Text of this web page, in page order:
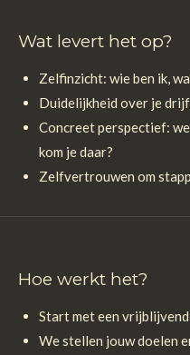
Wat levert het op?
Zelfinzicht: wie ben ik,
Duidelijkheid over je
Concreet perspectief:
kom je daar?
Zelfvertrouwen om
Hoe werkt het?
Start met een
We stellen jouw doelen